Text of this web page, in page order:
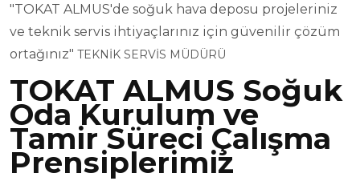
"TOKAT ALMUS'de soğuk hava deposu projeleriniz
ve teknik servis ihtiyaçlarınız için güvenilir çözüm
ortağınız" TEKNİK SERVİS MÜDÜRÜ
TOKAT ALMUS Soğuk
Oda Kurulum ve
Tamir Süreci Çalışma
Prensiplerimiz